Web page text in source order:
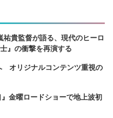
祐貴監督が語る、現代のヒーロ
』の衝撃を再演する
オリジナルコンテンツ重視の
金曜ロードショーで地上波初